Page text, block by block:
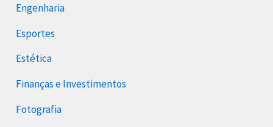
Engenharia
Esportes
Estética
Finanças e Investimentos
Fotografia